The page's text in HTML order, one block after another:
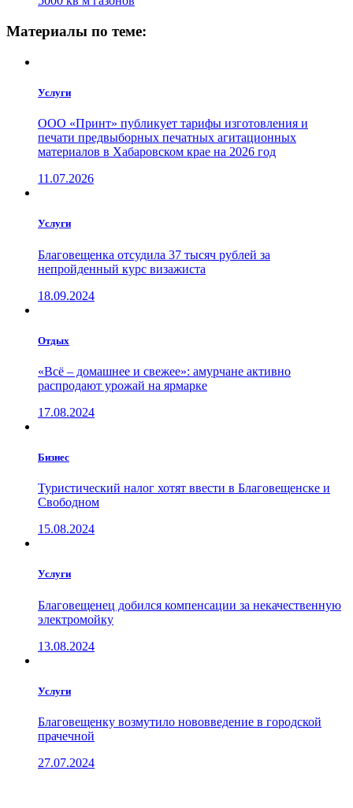
Материалы по теме:
Услуги
ООО «Принт» публикует тарифы изготовления и
печати предвыборных печатных агитационных
материалов в Хабаровском крае на 2026 год
11.07.2026
Услуги
Благовещенка отсудила 37 тысяч рублей за
непройденный курс визажиста
18.09.2024
Отдых
«Всё – домашнее и свежее»: амурчане активно
распродают урожай на ярмарке
17.08.2024
Бизнес
Туристический налог хотят ввести в Благовещенске и
Свободном
15.08.2024
Услуги
Благовещенец добился компенсации за некачественную
электромойку
13.08.2024
Услуги
Благовещенку возмутило нововведение в городской
прачечной
27.07.2024